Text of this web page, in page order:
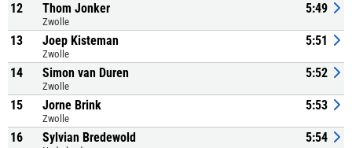
12 Thom Jonker
Zwolle
5:49
13 Joep Kisteman
Zwolle
5:51
14 Simon van Duren
Zwolle
5:52
15 Jorne Brink
Zwolle
5:53
16 Sylvian Bredewold 5:54